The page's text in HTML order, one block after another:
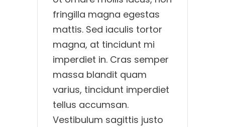
fringilla magna egestas
mattis. Sed iaculis tortor
magna, at tincidunt mi
imperdiet in. Cras semper
massa blandit quam
varius, tincidunt imperdiet
tellus accumsan.
Vestibulum sagittis justo